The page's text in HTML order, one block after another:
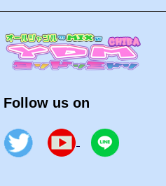
Follow us on